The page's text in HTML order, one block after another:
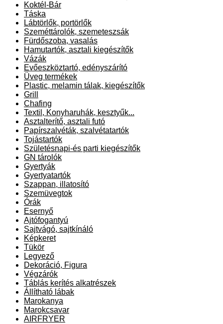
Koktél-Bár
Táska
Lábtörlők, portörlők
Szeméttárolók, szemeteszsák
Fürdőszoba, vasalás
Hamutartók, asztali kiegészítők
Vázák
Evőeszköztartó, edényszárító
Üveg termékek
Plastic, melamin tálak, kiegészítők
Grill
Chafing
Textil, Konyharuhák, kesztyűk...
Asztalterítő, asztali futó
Papírszalvéták, szalvétatartók
Tojástartók
Születésnapi-és parti kiegészítők
GN tárolók
Gyertyák
Gyertyatartók
Szappan, illatosító
Szemüvegtok
Órák
Esernyő
Ajtófogantyú
Sajtvágó, sajtkínáló
Képkeret
Tükör
Legyező
Dekoráció, Figura
Végzárók
Táblás kerítés alkatrészek
Állítható lábak
Marokanya
Marokcsavar
AIRFRYER